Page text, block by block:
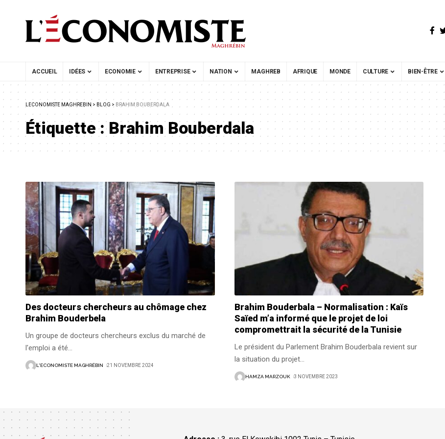
ACCUEIL IDÉES ECONOMIE ENTREPRISE NATION MAGHREB AFRIQUE MONDE CULTURE BIEN-ÊTRE
LECONOMISTE MAGHREBIN > BLOG > BRAHIM BOUBERDALA
Étiquette :Brahim Bouberdala
Des docteurs chercheurs au chômage chez
Brahim Bouderbela
Un groupe de docteurs chercheurs exclus du marché de
l'emploi a été…
L'ECONOMISTE MAGHRÉBIN 21 NOVEMBRE 2024
Brahim Bouderbala – Normalisation : Kaïs
Saïed m’a informé que le projet de loi
compromettrait la sécurité de la Tunisie
Le président du Parlement Brahim Bouderbala revient sur
la situation du projet…
HAMZA MARZOUK 3 NOVEMBRE 2023